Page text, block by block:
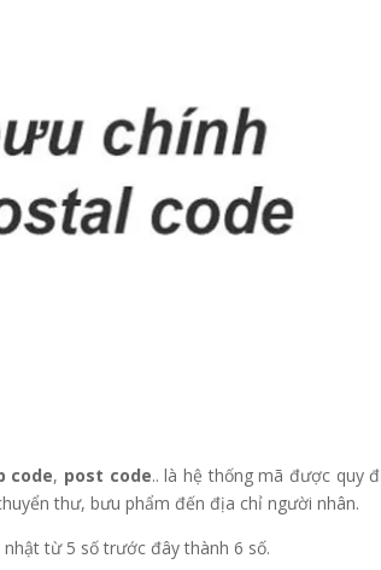
code, post code.. là hệ thống mã được quy
thư, bưu phẩm đến địa chỉ người nhân.
từ 5 số trước đây thành 6 số.